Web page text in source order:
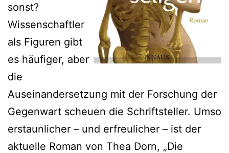
sonst?
Wissenschaftler
als Figuren gibt
es häufiger, aber
die
Auseinandersetzung mit der Forschung der
Gegenwart scheuen die Schriftsteller. Umso
erstaunlicher – und erfreulicher – ist der
aktuelle Roman von Thea Dorn, „Die